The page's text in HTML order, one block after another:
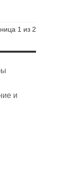
1 из 2
и